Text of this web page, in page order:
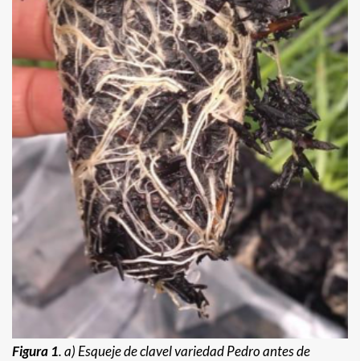
Figura 1. a) Esqueje de clavel variedad Pedro antes de